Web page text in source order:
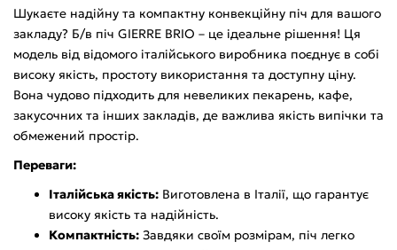
Шукаєте надійну та компактну конвекційну піч для вашого
закладу? Б/в піч GIERRE BRIO – це ідеальне рішення! Ця
модель від відомого італійського виробника поєднує в собі
високу якість, простоту використання та доступну ціну.
Вона чудово підходить для невеликих пекарень, кафе,
закусочних та інших закладів, де важлива якість випічки та
обмежений простір.
Переваги:
Італійська якість: Виготовлена в Італії, що гарантує
високу якість та надійність.
Компактність: Завдяки своїм розмірам, піч легко